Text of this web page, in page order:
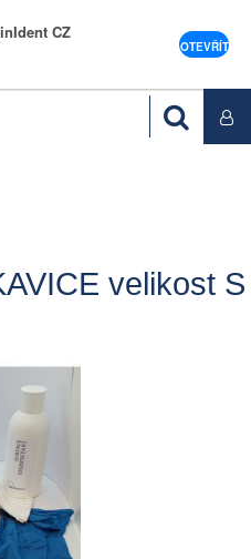
velikost S
CZ
OTEVŘÍT